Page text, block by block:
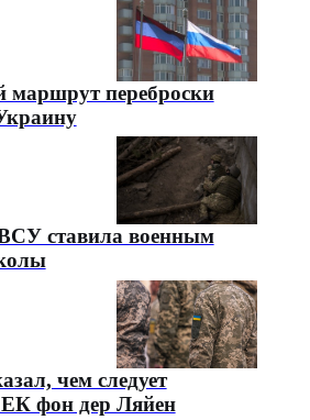
маршрут переброски
ставила военным
чем следует
ЕК фон дер Ляйен